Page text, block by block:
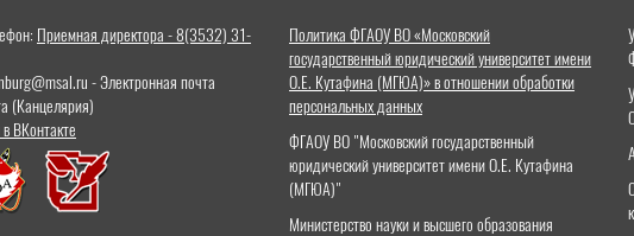
Приемная директора - 8(3532) 31-
- Электронная почта
(Канцелярия)
ВКонтакте
Политика ФГАОУ ВО «Московский
государственный юридический университет имени
О.Е. Кутафина (МГЮА)» в отношении обработки
персональных данных
ФГАОУ ВО "Московский государственный
юридический университет имени О.Е. Кутафина
(МГЮА)"
Министерство науки и высшего образования